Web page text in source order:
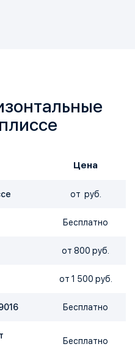
Цена
от руб.
Бесплатно
от 800 руб.
от 1 500 руб.
Бесплатно
Бесплатно